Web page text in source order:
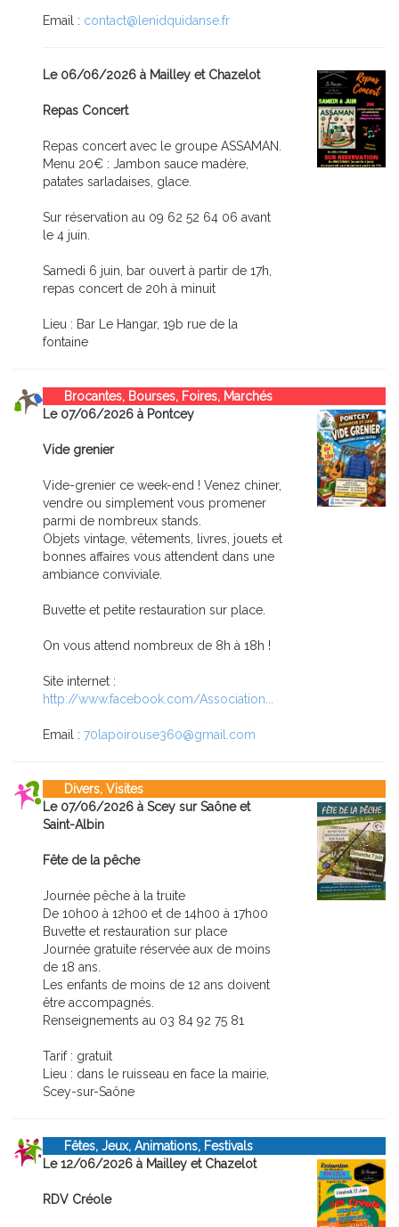
Email : contact@lenidquidanse.fr
Le 06/06/2026 à Mailley et Chazelot
Repas Concert
Repas concert avec le groupe ASSAMAN.
Menu 20€ : Jambon sauce madère,
patates sarladaises, glace.
Sur réservation au 09 62 52 64 06 avant
le 4 juin.
Samedi 6 juin, bar ouvert à partir de 17h,
repas concert de 20h à minuit
Lieu : Bar Le Hangar, 19b rue de la
fontaine
Brocantes, Bourses, Foires, Marchés
Le 07/06/2026 à Pontcey
Vide grenier
Vide-grenier ce week-end ! Venez chiner,
vendre ou simplement vous promener
parmi de nombreux stands.
Objets vintage, vêtements, livres, jouets et
bonnes affaires vous attendent dans une
ambiance conviviale.
Buvette et petite restauration sur place.
On vous attend nombreux de 8h à 18h !
Site internet :
http://www.facebook.com/Association...
Email : 70lapoirouse360@gmail.com
Divers, Visites
Le 07/06/2026 à Scey sur Saône et
Saint-Albin
Fête de la pêche
Journée pêche à la truite
De 10h00 à 12h00 et de 14h00 à 17h00
Buvette et restauration sur place
Journée gratuite réservée aux de moins
de 18 ans.
Les enfants de moins de 12 ans doivent
être accompagnés.
Renseignements au 03 84 92 75 81
Tarif : gratuit
Lieu : dans le ruisseau en face la mairie,
Scey-sur-Saône
Fêtes, Jeux, Animations, Festivals
Le 12/06/2026 à Mailley et Chazelot
RDV Créole